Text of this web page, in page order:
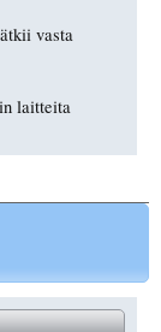
vasta
laitteita